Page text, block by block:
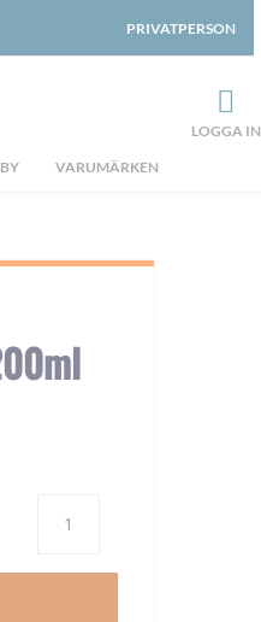
VARUMÄRKEN
PRIVATPERSON
LOGGA IN